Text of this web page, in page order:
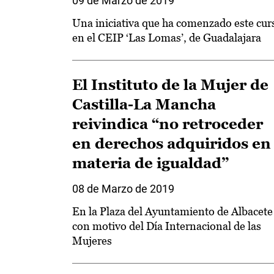
Una iniciativa que ha comenzado este
en el CEIP ‘Las Lomas’, de Guadalajara
El Instituto de la Mujer de
Castilla-La Mancha
reivindica “no retroceder
en derechos adquiridos en
materia de igualdad”
08 de Marzo de 2019
En la Plaza del Ayuntamiento de Albacete
con motivo del Día Internacional de las
Mujeres